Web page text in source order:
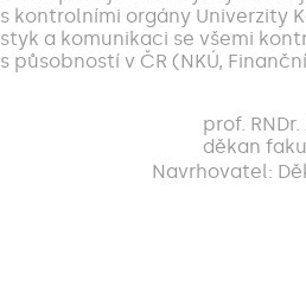
s kontrolními orgány Univerzity
styk a komunikaci se všemi
s působností v ČR (NKÚ,
prof.
děkan
Navrhovatel: